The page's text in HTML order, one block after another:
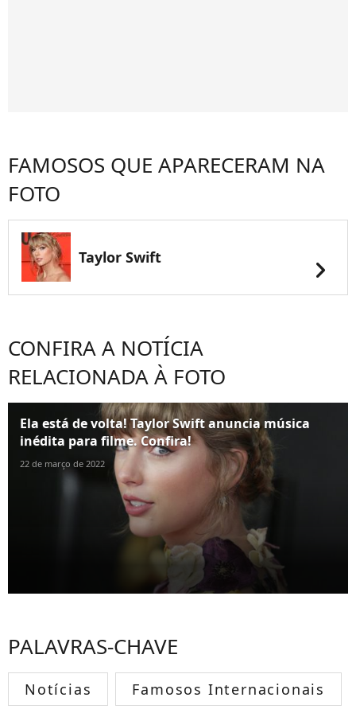
FAMOSOS QUE APARECERAM NA
FOTO
Taylor Swift chevron_right
CONFIRA A NOTÍCIA
RELACIONADA À FOTO
Ela está de volta! Taylor Swift anuncia música
inédita para filme. Confira!
22 de março de 2022
PALAVRAS-CHAVE
Notícias Famosos Internacionais